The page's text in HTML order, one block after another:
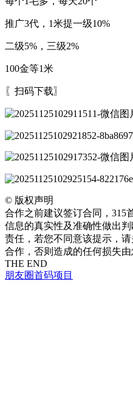
推广3代，1米提一级10%
二级5%，三级2%
100金等1米
〖扫码下载〗
© 版权声明
合作之前建议签订合同，315
信息的真实性及准确性做出
责任，若您不同意该提示，
合作，否则造成的任何损失由
THE END
朋友圈首码项目